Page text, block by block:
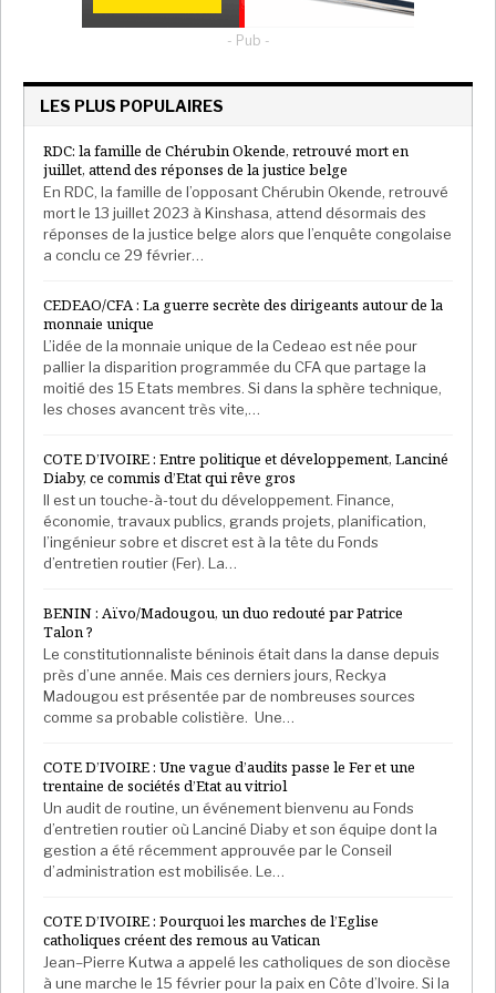
annonces. Il est prévu une réunion mensuelle entre
le général et les entreprises pour voir leur
légitimité. Ça montre que probablement, ils ne vont
De son côté, sollicité, le président de la FEG n’a pas pu
être joint dans l’immédiat.
Afrika Stratégies France avec RFI
- Pub -
LES PLUS POPULAIRES
RDC: la famille de Chérubin Okende, retrouvé mort en
juillet, attend des réponses de la justice belge
En RDC, la famille de l’opposant Chérubin Okende, retrouvé
mort le 13 juillet 2023 à Kinshasa, attend désormais des
réponses de la justice belge alors que l’enquête congolaise
a conclu ce 29 février…
CEDEAO/CFA : La guerre secrète des dirigeants autour de la
monnaie unique
L’idée de la monnaie unique de la Cedeao est née pour
pallier la disparition programmée du CFA que partage la
moitié des 15 Etats membres. Si dans la sphère technique,
les choses avancent très vite,…
COTE D’IVOIRE : Entre politique et développement, Lanciné
Diaby, ce commis d’Etat qui rêve gros
Il est un touche-à-tout du développement. Finance,
économie, travaux publics, grands projets, planification,
l’ingénieur sobre et discret est à la tête du Fonds
d’entretien routier (Fer). La…
BENIN : Aïvo/Madougou, un duo redouté par Patrice
Talon ?
Le constitutionnaliste béninois était dans la danse depuis
près d’une année. Mais ces derniers jours, Reckya
Madougou est présentée par de nombreuses sources
comme sa probable colistière. Une…
COTE D’IVOIRE : Une vague d’audits passe le Fer et une
trentaine de sociétés d’Etat au vitriol
Un audit de routine, un événement bienvenu au Fonds
d’entretien routier où Lanciné Diaby et son équipe dont la
gestion a été récemment approuvée par le Conseil
d’administration est mobilisée. Le…
COTE D’IVOIRE : Pourquoi les marches de l’Eglise
catholiques créent des remous au Vatican
Jean–Pierre Kutwa a appelé les catholiques de son diocèse
à une marche le 15 février pour la paix en Côte d’Ivoire. Si la